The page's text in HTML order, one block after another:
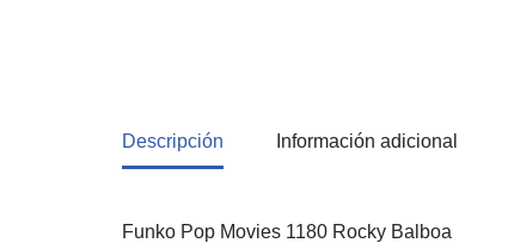
Descripción Información adicional
Funko Pop Movies 1180 Rocky Balboa